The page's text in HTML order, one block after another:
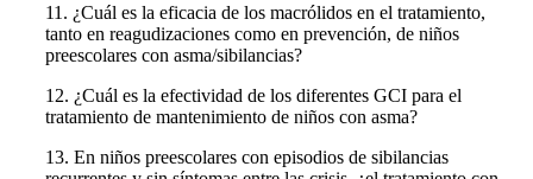
11. ¿Cuál es la eficacia de los macrólidos en el tratamiento,
tanto en reagudizaciones como en prevención, de niños
preescolares con asma/sibilancias?
12. ¿Cuál es la efectividad de los diferentes GCI para el
tratamiento de mantenimien­to de niños con asma?
13. En niños preescolares con episodios de sibilancias